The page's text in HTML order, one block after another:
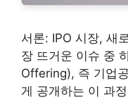
서론: IPO 시장, 새
장 뜨거운 이슈 중
Offering), 즉 기업
게 공개하는 이 과